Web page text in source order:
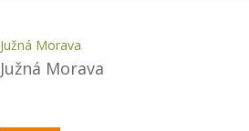
Južná Morava
Južná Morava